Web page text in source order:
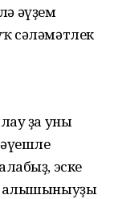
әүҙем
сәләмәтлек
ҙа уны
эске
алышыныуҙы